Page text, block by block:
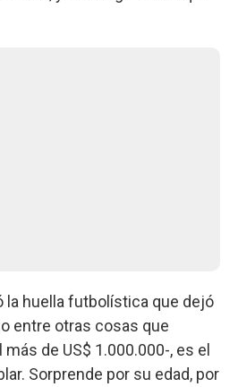
la huella futbolística que dejó
entre otras cosas que
más de US$ 1.000.000-, es el
Sorprende por su edad, por